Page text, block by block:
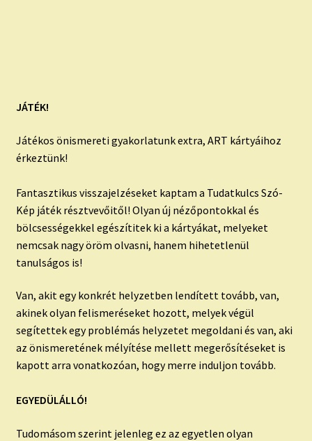
JÁTÉK!
Játékos önismereti gyakorlatunk extra, ART kártyáihoz
érkeztünk!
Fantasztikus visszajelzéseket kaptam a Tudatkulcs Szó-
Kép játék résztvevőitől! Olyan új nézőpontokkal és
bölcsességekkel egészítitek ki a kártyákat, melyeket
nemcsak nagy öröm olvasni, hanem hihetetlenül
tanulságos is!
Van, akit egy konkrét helyzetben lendített tovább, van,
akinek olyan felismeréseket hozott, melyek végül
segítettek egy problémás helyzetet megoldani és van, aki
az önismeretének mélyítése mellett megerősítéseket is
kapott arra vonatkozóan, hogy merre induljon tovább.
EGYEDÜLÁLLÓ!
Tudomásom szerint jelenleg ez az egyetlen olyan